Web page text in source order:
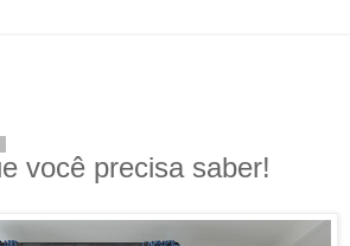
você precisa saber!